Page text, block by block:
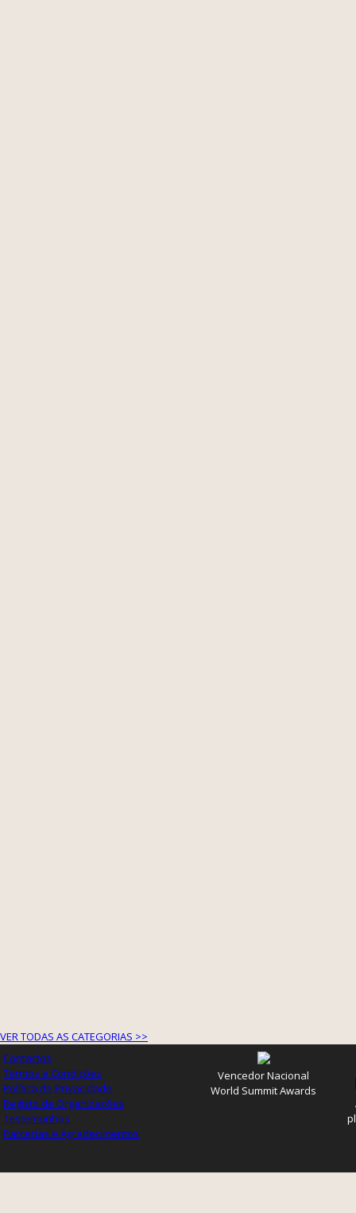
VER TODAS AS CATEGORIAS >>
Contactos
Termos e Condições
Política de Privacidade
Registo de Organizações
Testemunhos
Parcerias e Agradecimentos
Vencedor Nacional
World Summit Awards